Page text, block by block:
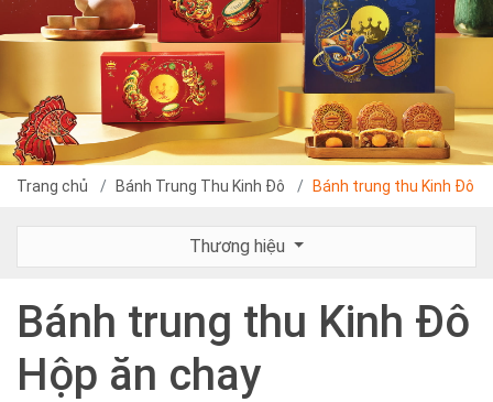
Trang chủ Bánh Trung Thu Kinh Đô Bánh trung thu Kinh Đô
Thương hiệu
Bánh trung thu Kinh Đô
Hộp ăn chay